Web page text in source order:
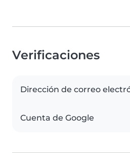
Verificaciones
Dirección de correo
Cuenta de Google